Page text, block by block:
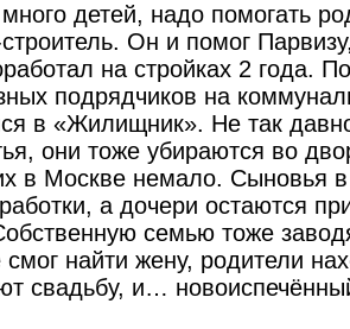
детей, надо помогать
Он и помог
на стройках 2 года.
подрядчиков на
в «Жилищник». Не так
они тоже убираются во
в Москве немало. Сыновья
а дочери остаются
семью тоже
найти жену, родители
свадьбу, и…